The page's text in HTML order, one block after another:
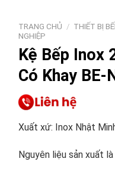
TRANG CHỦ / THIẾT BỊ
NGHIỆP
Kệ Bếp Inox
Có Khay BE-
Xuất xứ: Inox Nhật
Nguyên liệu sản xuất